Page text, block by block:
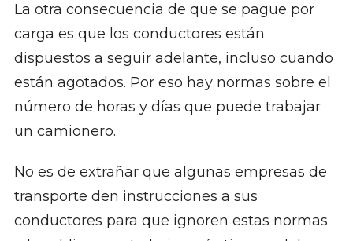
La otra consecuencia de que se pague por
carga es que los conductores están
dispuestos a seguir adelante, incluso cuando
están agotados. Por eso hay normas sobre el
número de horas y días que puede trabajar
un camionero.
No es de extrañar que algunas empresas de
transporte den instrucciones a sus
conductores para que ignoren estas normas